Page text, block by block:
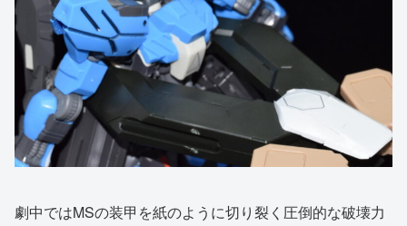
劇中ではMSの装甲を紙のように切り裂く圧倒的な破壊力